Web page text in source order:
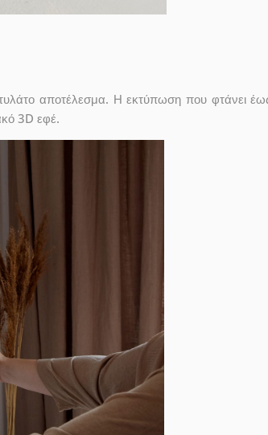
αποτέλεσμα. Η εκτύπωση που φτάνει
3D εφέ.